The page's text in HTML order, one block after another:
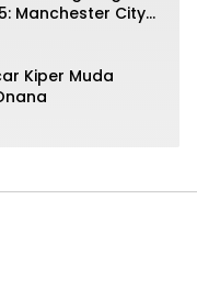
Manchester City
Kiper Muda